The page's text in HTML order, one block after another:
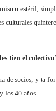
estéril,
culturales
tien el
de socios, y ta
los 40 años.